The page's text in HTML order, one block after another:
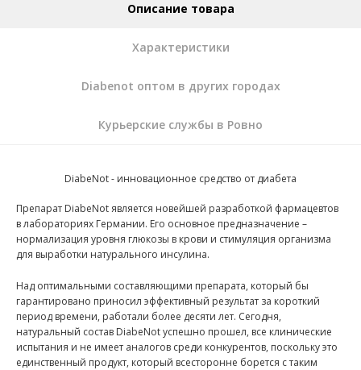
Описание товара
Характеристики
Diabenot оптом в других городах
Курьерские службы в Ровно
DiabeNot - инновационное средство от диабета
Препарат DiabeNot является новейшей разработкой фармацевтов
в лабораториях Германии. Его основное предназначение –
нормализация уровня глюкозы в крови и стимуляция организма
для выработки натурального инсулина.
Над оптимальными составляющими препарата, который бы
гарантировано приносил эффективный результат за короткий
период времени, работали более десяти лет. Сегодня,
натуральный состав DiabeNot успешно прошел, все клинические
испытания и не имеет аналогов среди конкурентов, поскольку это
единственный продукт, который всесторонне борется с таким